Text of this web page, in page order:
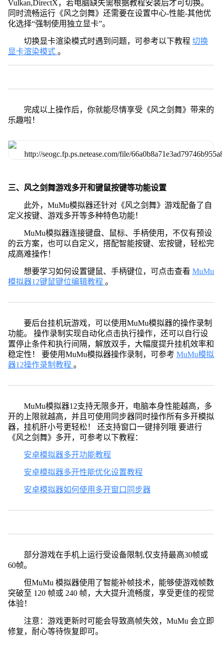
Vulkan,DirectX，若电脑缺失需根据教程安装后才可切换。
同时流畅运行《风之剑舞》还需要在设置中心-性能-其他优
化选择“强制使用独立显卡”。
切换显卡渲染模式时遇到问题，可参考以下教程 切换
显卡渲染模式 。
完成以上操作后，你就能尽情享受《风之剑舞》带来的
乐趣啦！
三、风之剑舞游戏多开和键鼠按键等功能设置
此外，MuMu模拟器还针对《风之剑舞》游戏配备了自
定义按键、游戏多开等多种特色功能！
MuMu模拟器连接键盘、鼠标、手柄使用，不仅有预设
的云方案，也可以自定义，搭配智能按键、宏按键，轻松完
成高难操作！
想要学习如何设置键鼠、手柄键位，可点击查看 MuMu
模拟器12键鼠键位编辑教程 。
要后台挂机玩游戏，可以使用MuMu模拟器的操作录制
功能。 操作录制实现自动化点击执行操作，还可以自行设
置停止条件和执行间隔，解放双手，大幅度提升挂机效率和
稳定性！ 要使用MuMu模拟器操作录制，可参考 MuMu模拟
器12操作录制教程 。
MuMu模拟器12支持无限多开，电脑本身性能越高，多
开的上限就越高，并且可使用同步器同时操作所有多开模拟
器，挂机肝小号更轻松！ 还支持窗口一键排列哦 要进行
《风之剑舞》多开，可参考以下教程：
安卓模拟器多开功能教程
安卓模拟器多开性能优化设置教程
安卓模拟器如何使用多开窗口同步器
部分游戏在手机上运行受设备限制,仅支持最高30帧或
60帧。
但MuMu 模拟器使用了智能补帧技术，能够使游戏帧数
突破至 120 帧或 240 帧，大大提升流畅度，享受更佳的视觉
体验！
注意：游戏更新时可能会导致高帧失效，MuMu 会立即
修复，耐心等待恢复即可。